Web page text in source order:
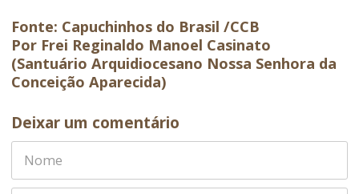
Fonte: Capuchinhos do Brasil /CCB
Por Frei Reginaldo Manoel Casinato
(Santuário Arquidiocesano Nossa Senhora da
Conceição Aparecida)
Deixar um comentário